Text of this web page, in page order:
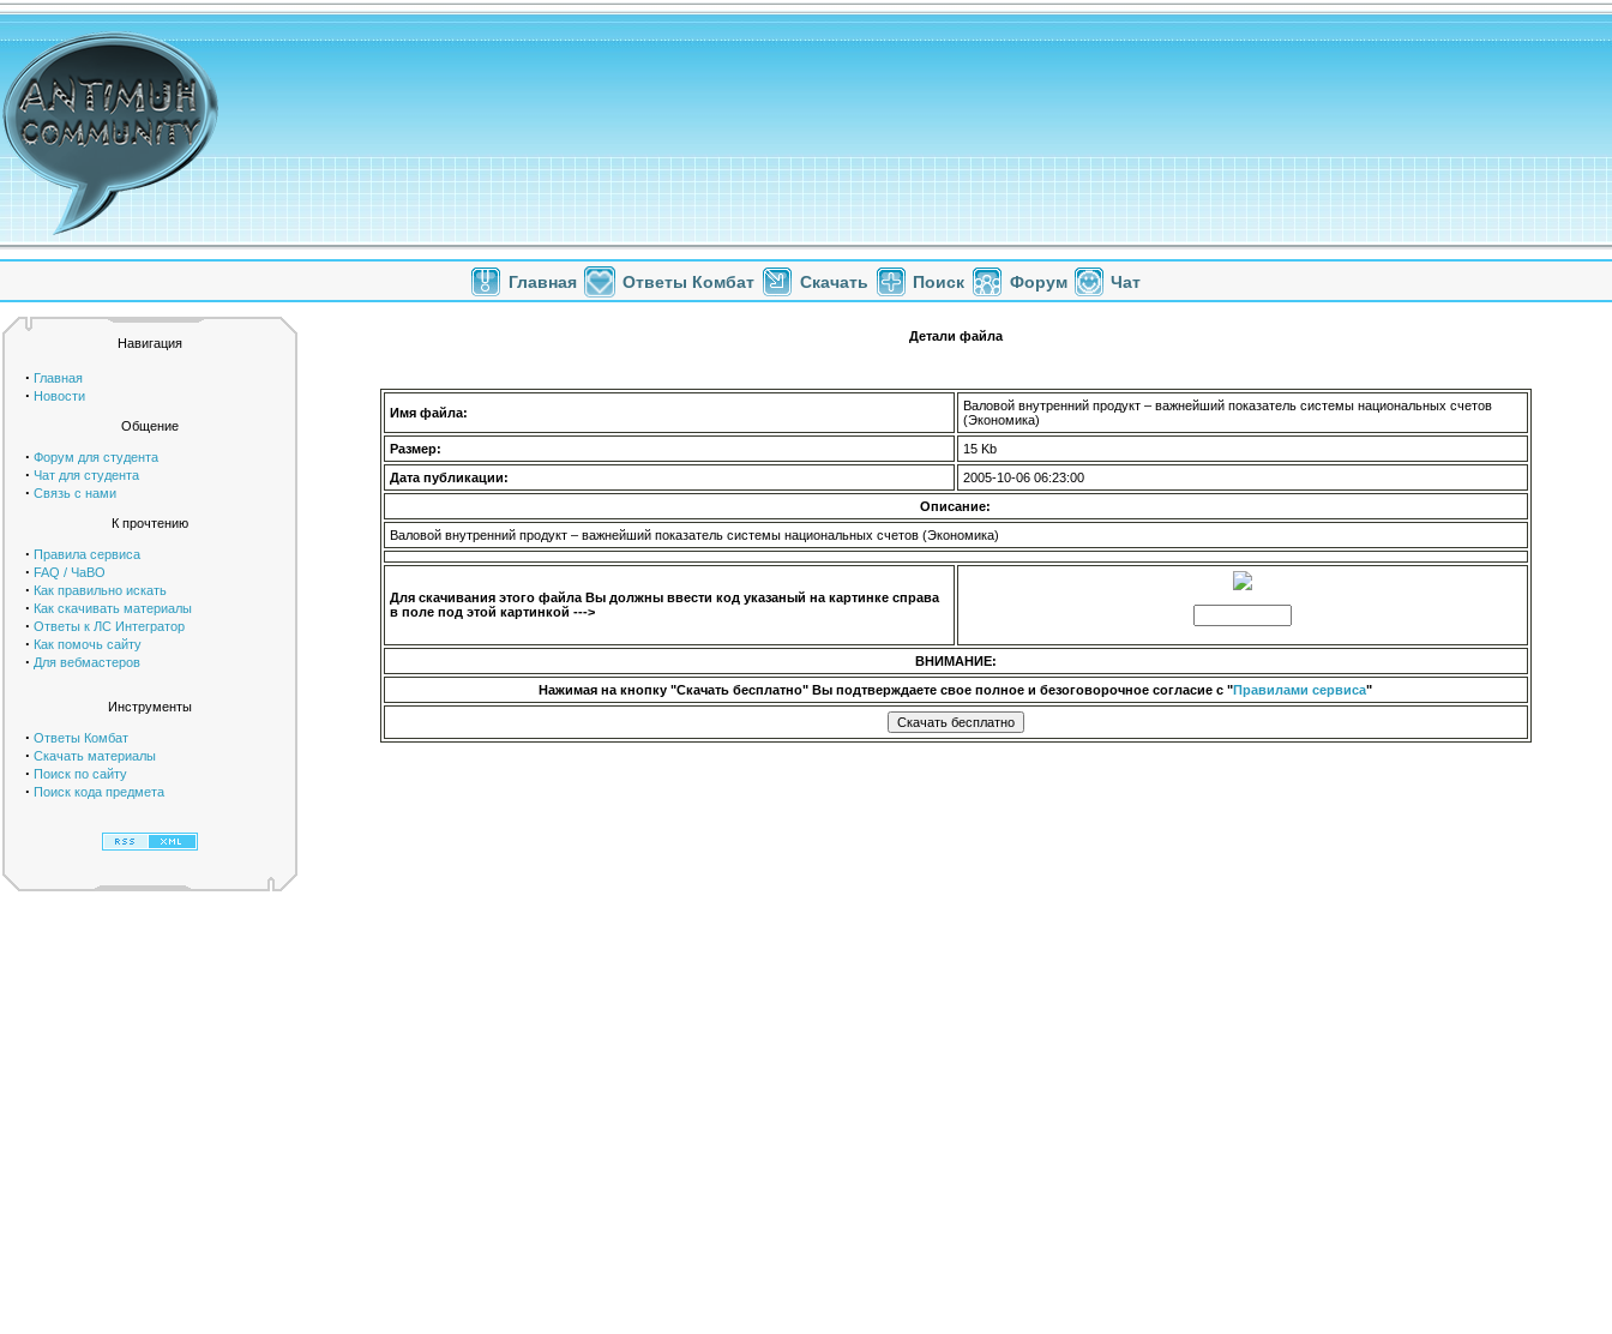
Главная Ответы Комбат Скачать Поиск Форум Чат
Навигация
· Главная
· Новости
Общение
· Форум для студента
· Чат для студента
· Связь с нами
К прочтению
· Правила сервиса
· FAQ / ЧаВО
· Как правильно искать
· Как скачивать материалы
· Ответы к ЛС Интегратор
· Как помочь сайту
· Для вебмастеров
Инструменты
· Ответы Комбат
· Скачать материалы
· Поиск по сайту
· Поиск кода предмета
Детали файла
Имя файла:
Валовой внутренний продукт – важнейший показатель системы национальных счетов
(Экономика)
Размер:
15 Kb
Дата публикации:
2005-10-06 06:23:00
Описание:
Валовой внутренний продукт – важнейший показатель системы национальных счетов (Экономика)
Для скачивания этого файла Вы должны ввести код указаный на картинке справа
в поле под этой картинкой --->
ВНИМАНИЕ:
Нажимая на кнопку "Скачать бесплатно" Вы подтверждаете свое полное и безоговорочное согласие с "Правилами сервиса"